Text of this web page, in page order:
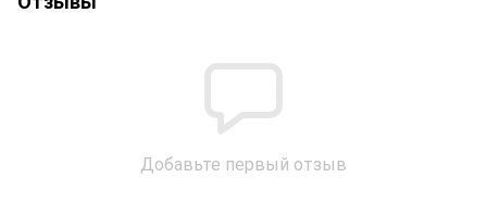
Добавьте первый отзыв